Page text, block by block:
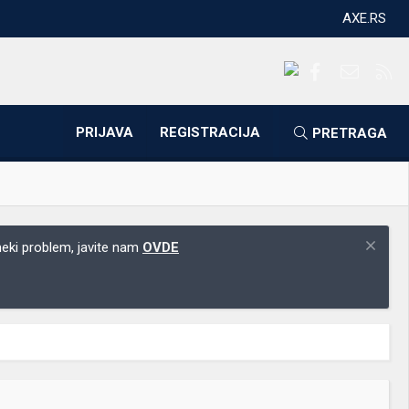
AXE.RS
PRIJAVA REGISTRACIJA PRETRAGA
problem, javite nam OVDE